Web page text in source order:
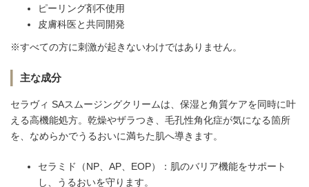
ピーリング剤不使用
皮膚科医と共同開発
※すべての方に刺激が起きないわけではありません。
主な成分
セラヴィ SAスムージングクリームは、保湿と角質ケアを同時に叶
える高機能処方。乾燥やザラつき、毛孔性角化症が気になる箇所
を、なめらかでうるおいに満ちた肌へ導きます。
セラミド（NP、AP、EOP）：肌のバリア機能をサポート
し、うるおいを守ります。